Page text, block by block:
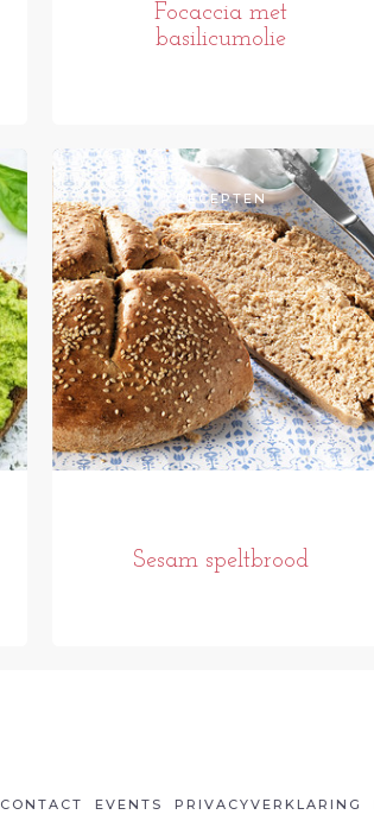
Focaccia met
basilicumolie
RECEPTEN
Sesam speltbrood
CONTACT EVENTS PRIVACYVERKLARING